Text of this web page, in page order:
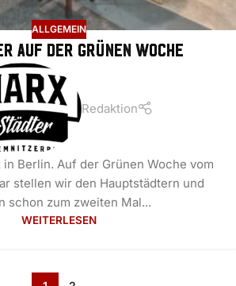
ALLGEMEIN
auf der Grünen Woche
Redaktion
Berlin. Auf der Grünen Woche vom
stellen wir den Hauptstädtern und
schon zum zweiten Mal...
WEITERLESEN